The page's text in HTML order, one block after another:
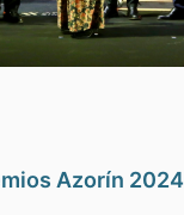
Azorín 2024